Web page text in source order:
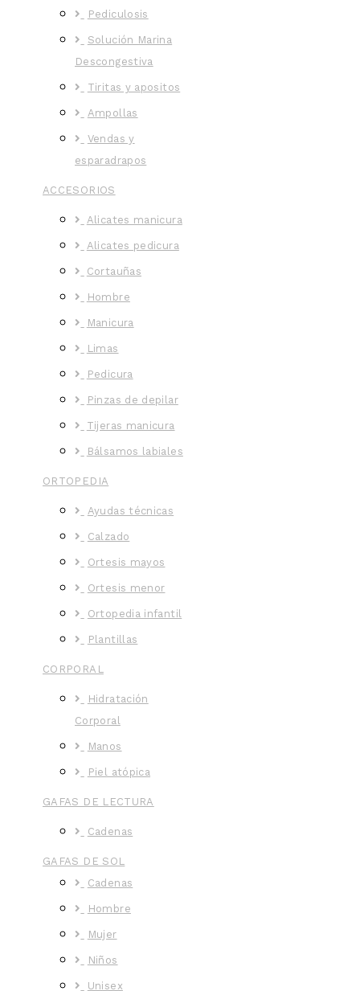
Pediculosis
Solución Marina
Descongestiva
Tiritas y apositos
Ampollas
Vendas y
esparadrapos
ACCESORIOS
Alicates manicura
Alicates pedicura
Cortauñas
Hombre
Manicura
Limas
Pedicura
Pinzas de depilar
Tijeras manicura
Bálsamos labiales
ORTOPEDIA
Ayudas técnicas
Calzado
Ortesis mayos
Ortesis menor
Ortopedia infantil
Plantillas
CORPORAL
Hidratación
Corporal
Manos
Piel atópica
GAFAS DE LECTURA
Cadenas
GAFAS DE SOL
Cadenas
Hombre
Mujer
Niños
Unisex